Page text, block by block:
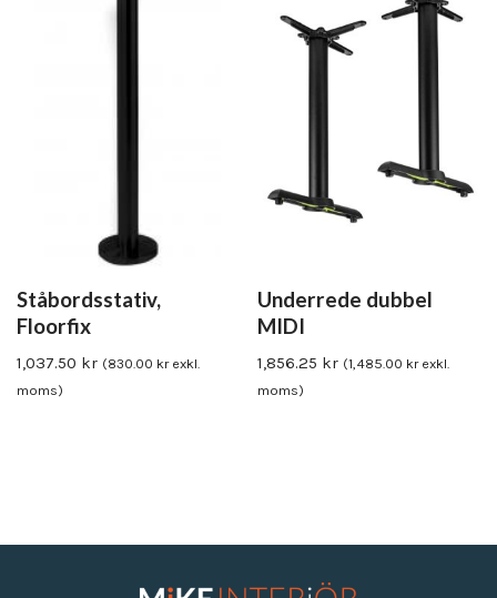
Ståbordsstativ,
Floorfix
1,037.50 kr (830.00 krexkl.
moms)
Underrede dubbel
MIDI
1,856.25 kr (1,485.00 krexkl.
moms)